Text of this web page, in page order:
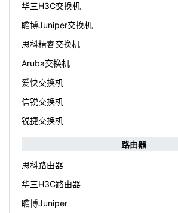
华三H3C交换机
瞻博Juniper交换机
思科精睿交换机
Aruba交换机
爱快交换机
信锐交换机
锐捷交换机
路由器
思科路由器
华三H3C路由器
瞻博Juniper